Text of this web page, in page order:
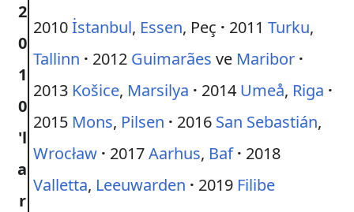
2
0
1
0
'l
a
r
2010İstanbul, Essen, Peç · 2011 Turku,
Tallinn · 2012 Guimarães ve Maribor ·
2013 Košice, Marsilya · 2014 Umeå, Riga ·
2015 Mons, Pilsen · 2016 San Sebastián,
Wrocław · 2017Aarhus, Baf · 2018
Valletta, Leeuwarden · 2019 Filibe